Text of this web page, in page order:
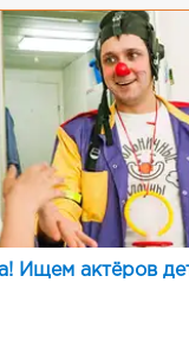
Ищем актёров